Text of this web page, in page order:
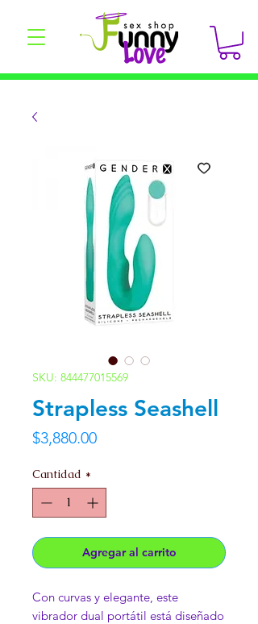
SKU: 844477015569
Strapless Seashell
$3,880.00Precio
Cantidad *
Agregar al carrito
Con curvas y elegante, este
vibrador dual portátil está diseñado